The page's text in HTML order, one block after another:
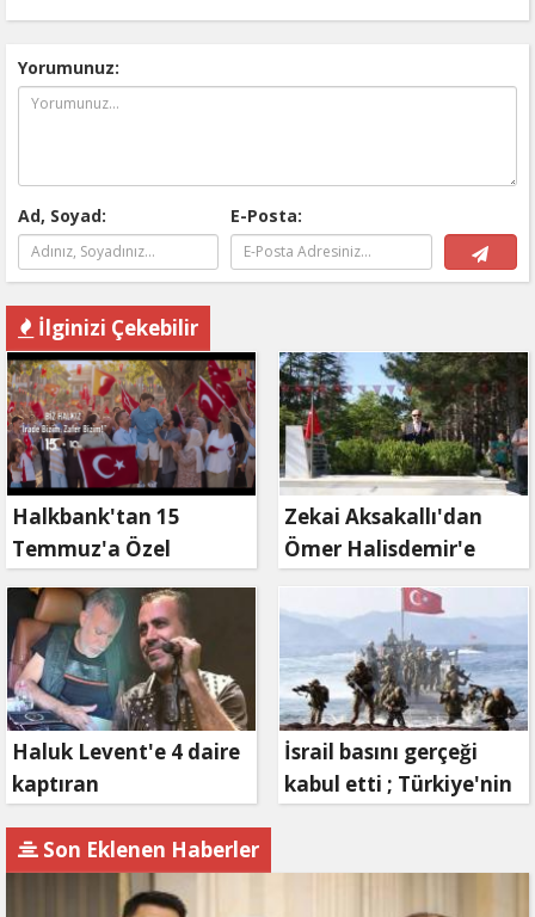
Yorumunuz:
Ad, Soyad: E-Posta:
İlginizi Çekebilir
Halkbank'tan 15
Temmuz'a Özel
Reklam Filmi: "İrade
Bizim, Zafer Bizim"
Zekai Aksakallı'dan
Ömer Halisdemir'e
'vefa' ziyareti!
Haluk Levent'e 4 daire
kaptıran
savcılıkta aldı
İsrail basını gerçeği
kabul etti ; Türkiye'nin
Son Eklenen Haberler